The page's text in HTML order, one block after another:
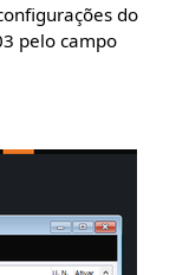
do
pelo campo